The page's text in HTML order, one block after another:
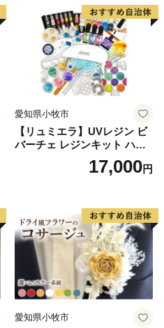
愛知県小牧市
【リュミエラ】UVレジン ビ
バーチェ レジンキット ハン
ドメイド レジンクラフト ア
クセサリーキット 手作り セ
17,000円
愛知県小牧市